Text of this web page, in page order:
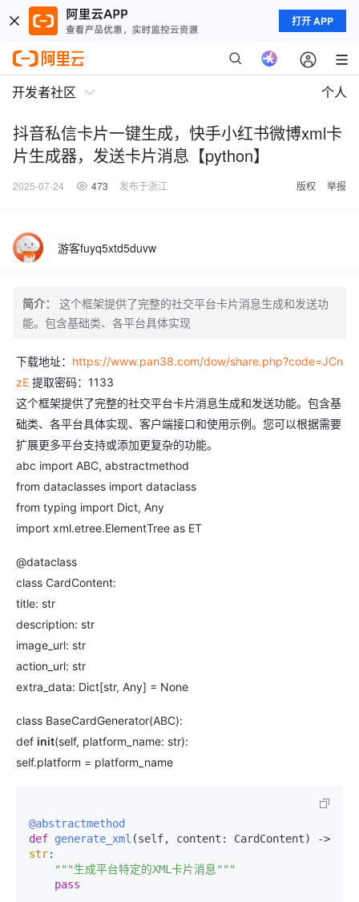
打开 APP
开发者社区 个人
抖音私信卡片一键生成，快手小红书微博xml卡
片生成器，发送卡片消息【python】
2025-07-24 473 发布于浙江 版权 举报
游客fuyq5xtd5duvw
简介：
这个框架提供了完整的社交平台卡片消息生成和发送功
能。包含基础类、各平台具体实现
下载地址： https://www.pan38.com/dow/share.php?code=JCn
zE 提取密码：1133
这个框架提供了完整的社交平台卡片消息生成和发送功能。包含基
础类、各平台具体实现、客户端接口和使用示例。您可以根据需要
扩展更多平台支持或添加更复杂的功能。
abc import ABC, abstractmethod
from dataclasses import dataclass
from typing import Dict, Any
import xml.etree.ElementTree as ET
@dataclass
class CardContent:
title: str
description: str
image_url: str
action_url: str
extra_data: Dict[str, Any] = None
class BaseCardGenerator(ABC):
def init(self, platform_name: str):
self.platform = platform_name
@abstractmethod
def generate_xml (self, content: CardContent
str:
"""生成平台特定的XML卡片消息"""
pass